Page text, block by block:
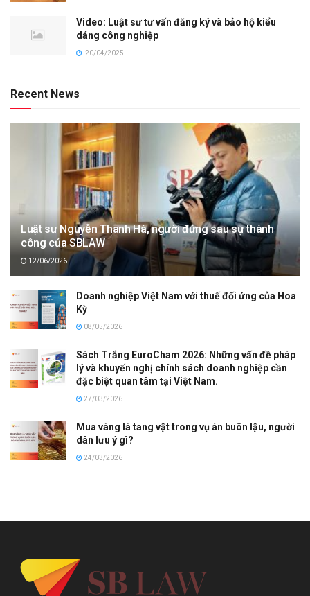
Video: Luật sư tư vấn đăng ký và bảo hộ kiểu
dáng công nghiệp
20/04/2025
Recent News
Luật sư Nguyễn Thanh Hà, người đứng sau sự thành
công của SBLAW
12/06/2026
Doanh nghiệp Việt Nam với thuế đối ứng của Hoa
Kỳ
08/05/2026
Sách Trắng EuroCham 2026: Những vấn đề pháp
lý và khuyến nghị chính sách doanh nghiệp cần
đặc biệt quan tâm tại Việt Nam.
27/03/2026
Mua vàng là tang vật trong vụ án buôn lậu, người
dân lưu ý gì?
24/03/2026